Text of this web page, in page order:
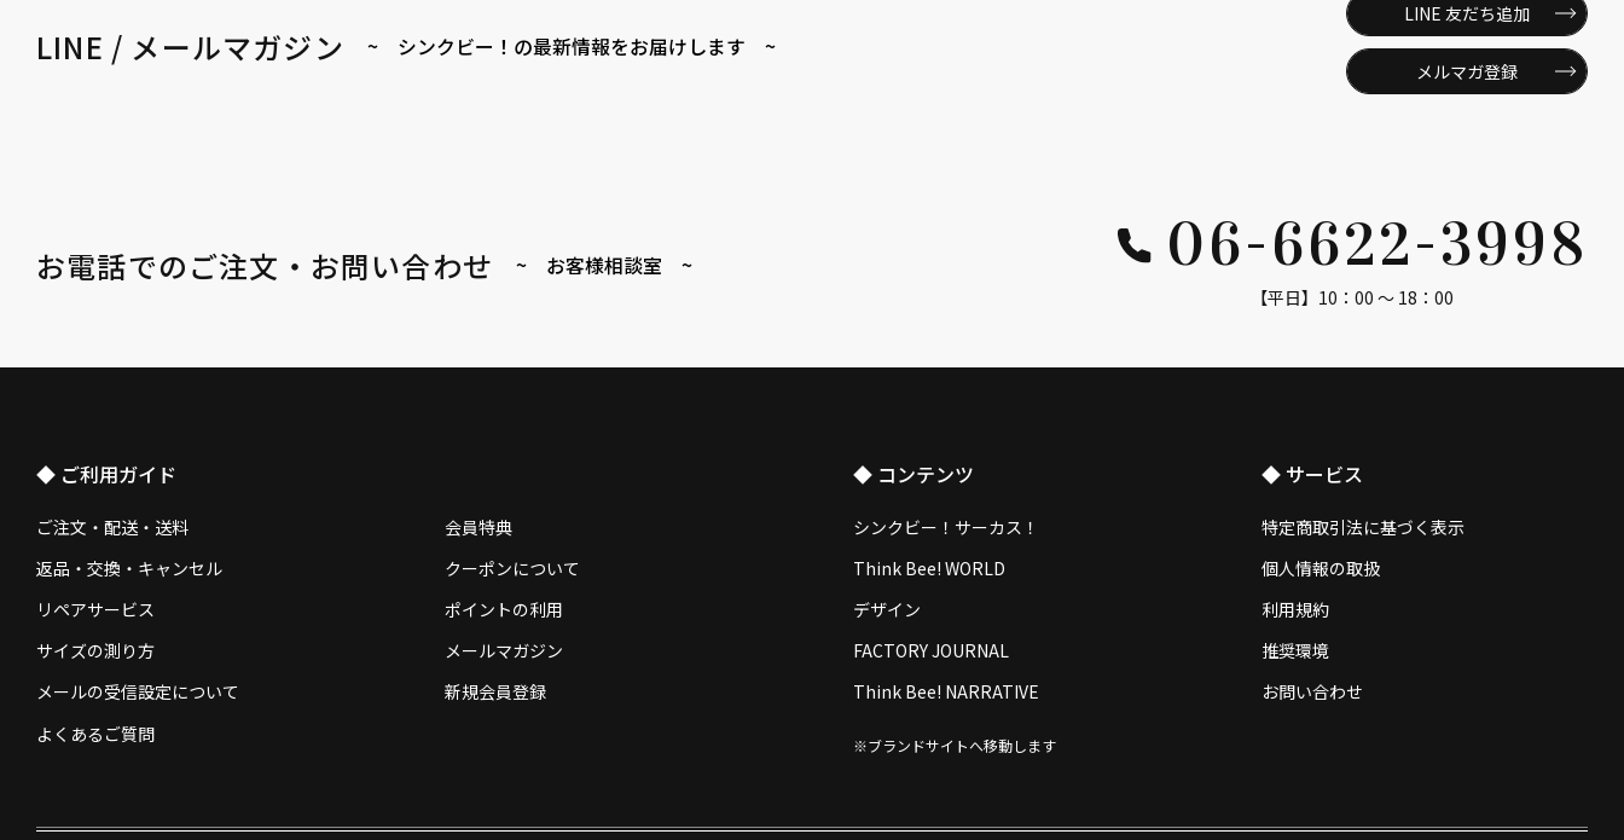
LINE / メールマガジン ~ シンクビー！の最新情報をお届けします ~
LINE 友だち追加
メルマガ登録
お電話でのご注文・お問い合わせ ~ お客様相談室 ~ 06-6622-3998
【平日】10：00 ～ 18：00
◆ ご利用ガイド
ご注文・配送・送料
返品・交換・キャンセル
リペアサービス
サイズの測り方
メールの受信設定について
よくあるご質問
会員特典
クーポンについて
ポイントの利用
メールマガジン
新規会員登録
◆ コンテンツ
シンクビー！サーカス！
Think Bee! WORLD
デザイン
FACTORY JOURNAL
Think Bee! NARRATIVE
※ブランドサイトへ移動します
◆ サービス
特定商取引法に基づく表示
個人情報の取扱
利用規約
推奨環境
お問い合わせ